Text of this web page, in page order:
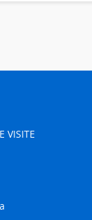
VISITE